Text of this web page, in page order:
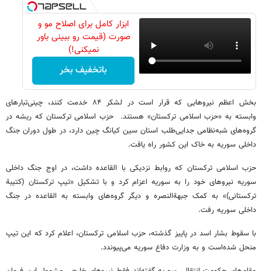
ابزار کامل برای اصلاح مو و
صورت (قیمت رو ببینی باور
نمیکنی!)
باتخفیف بخر
بخش اعظم نیروهایی که قرار است در لشکر ۸۴ خدمت کنند، چینی‌تبارهای
وابسته به «حزب اسلامی ترکستان» هستند. حزب اسلامی ترکستان که ریشه در
گروه‌های شبه‌نظامی جدایی‌طلب استان سین کیانگ چین دارد، در طول دوران جنگ
داخلی سوریه به خاک این کشور راه یافت.
حزب اسلامی ترکستان که روابط نزدیکی با القاعده داشت، در اوج جنگ داخلی
سوریه نیروهای خود را به سوریه اعزام کرد و با تشکیل «تیپ ترکستان (کتیبة
ترکستانی)» به کمک جبهة‌النصره و دیگر گروه‌های وابسته به القاعده در جنگ
داخلی سوریه رفت.
با سقوط بشار اسد در پاییز گذشته، حزب اسلامی ترکستان، اعلام کرد که این تیپ
منحل شده‌است و به وزارت دفاع سوریه می‌پیوندد.